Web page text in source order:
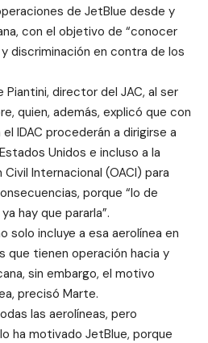
de JetBlue desde y
con el objetivo de “conocer
discriminación en contra de los
director del JAC, al ser
quien, además, explicó que con
IDAC procederán a dirigirse a
Unidos e incluso a la
Internacional (OACI) para
porque “lo de
hay que pararla”.
solo incluye a esa aerolínea en
que tienen operación hacia y
sin embargo, el motivo
precisó Marte.
las aerolíneas, pero
ha motivado JetBlue, porque